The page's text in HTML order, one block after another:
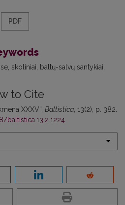
PDF
skoliniai baltų-salvų santykiai
to Cite
XXXV”, Baltistica , 13(2), p. 382.
baltistica.13.2.1224.